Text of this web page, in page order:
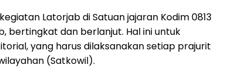
Latorjab di Satuan jajaran Kodim 0813
bertingkat dan berlanjut. Hal ini untuk
yang harus dilaksanakan setiap prajurit
(Satkowil).